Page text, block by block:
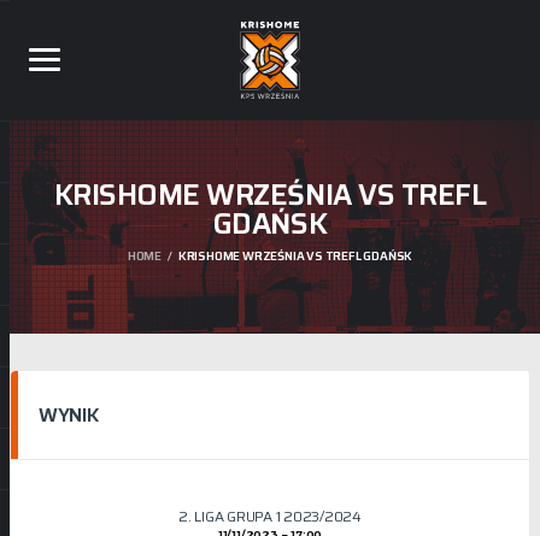
KRISHOME WRZEŚNIA VS TREFL
GDAŃSK
HOME KRISHOME WRZEŚNIA VS TREFL GDAŃSK
WYNIK
2. LIGA GRUPA 1 2023/2024